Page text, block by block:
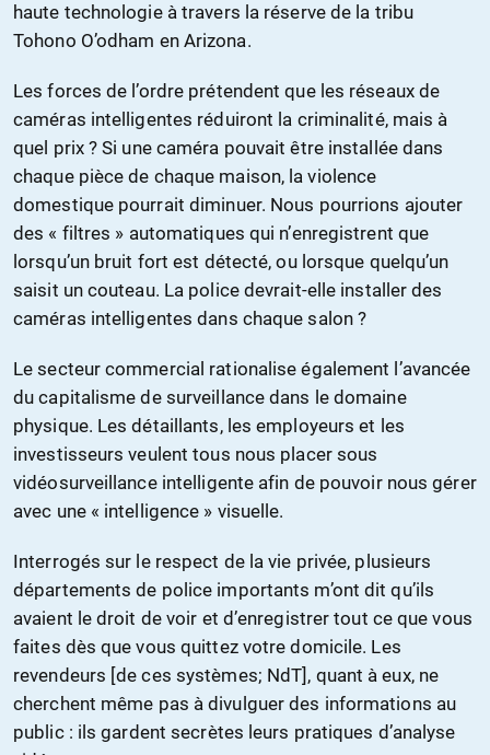
haute technologie à travers la réserve de la tribu
Tohono O’odham en Arizona.
Les forces de l’ordre prétendent que les réseaux de
caméras intelligentes réduiront la criminalité, mais à
quel prix ? Si une caméra pouvait être installée dans
chaque pièce de chaque maison, la violence
domestique pourrait diminuer. Nous pourrions ajouter
des « filtres » automatiques qui n’enregistrent que
lorsqu’un bruit fort est détecté, ou lorsque quelqu’un
saisit un couteau. La police devrait-elle installer des
caméras intelligentes dans chaque salon ?
Le secteur commercial rationalise également l’avancée
du capitalisme de surveillance dans le domaine
physique. Les détaillants, les employeurs et les
investisseurs veulent tous nous placer sous
vidéosurveillance intelligente afin de pouvoir nous gérer
avec une « intelligence » visuelle.
Interrogés sur le respect de la vie privée, plusieurs
départements de police importants m’ont dit qu’ils
avaient le droit de voir et d’enregistrer tout ce que vous
faites dès que vous quittez votre domicile. Les
revendeurs [de ces systèmes; NdT], quant à eux, ne
cherchent même pas à divulguer des informations au
public : ils gardent secrètes leurs pratiques d’analyse